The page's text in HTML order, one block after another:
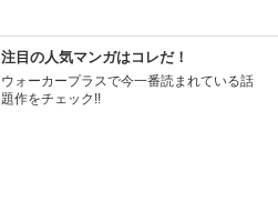
注目の人気マンガはコレだ！
ウォーカープラスで今一番読まれている話
題作をチェック!!